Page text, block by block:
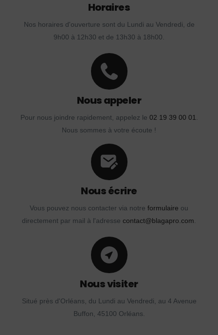
Horaires
Nos horaires d'ouverture sont du Lundi au Vendredi, de
9h00 à 12h30 et de 13h30 à 18h00.
Nous appeler
Pour nous joindre rapidement, appelez le 02 19 39 00 01.
Nous sommes à votre écoute !
Nous écrire
Vous pouvez nous contacter via notre formulaire ou
directement par mail à l'adresse contact@blagapro.com.
Nous visiter
Situé près d'Orléans, du Lundi au Vendredi, au 4 Avenue
Buffon, 45100 Orléans.